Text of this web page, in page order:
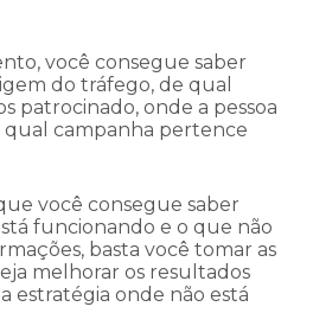
você consegue saber
do tráfego, de qual
patrocinado, onde a pessoa
campanha pertence
você consegue saber
funcionando e o que não
basta você tomar as
melhorar os resultados
estratégia onde não está